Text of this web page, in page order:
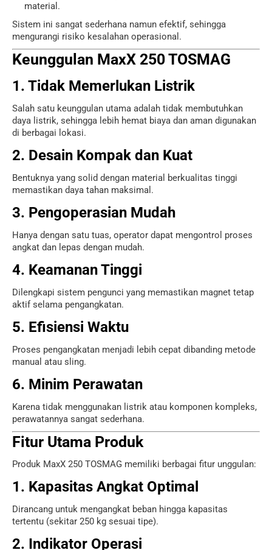
material.
Sistem ini sangat sederhana namun efektif, sehingga
mengurangi risiko kesalahan operasional.
Keunggulan MaxX 250 TOSMAG
1. Tidak Memerlukan Listrik
Salah satu keunggulan utama adalah tidak membutuhkan
daya listrik, sehingga lebih hemat biaya dan aman digunakan
di berbagai lokasi.
2. Desain Kompak dan Kuat
Bentuknya yang solid dengan material berkualitas tinggi
memastikan daya tahan maksimal.
3. Pengoperasian Mudah
Hanya dengan satu tuas, operator dapat mengontrol proses
angkat dan lepas dengan mudah.
4. Keamanan Tinggi
Dilengkapi sistem pengunci yang memastikan magnet tetap
aktif selama pengangkatan.
5. Efisiensi Waktu
Proses pengangkatan menjadi lebih cepat dibanding metode
manual atau sling.
6. Minim Perawatan
Karena tidak menggunakan listrik atau komponen kompleks,
perawatannya sangat sederhana.
Fitur Utama Produk
Produk MaxX 250 TOSMAG memiliki berbagai fitur unggulan:
1. Kapasitas Angkat Optimal
Dirancang untuk mengangkat beban hingga kapasitas
tertentu (sekitar 250 kg sesuai tipe).
2. Indikator Operasi